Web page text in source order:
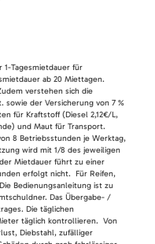
Tagesmietdauer für
ab 20 Miettagen.
verstehen sich die
der Versicherung von 7 %
für Kraftstoff (Diesel 2,12€/L,
und Maut für Transport.
8 Betriebsstunden je Werktag,
wird mit 1/8 des jeweiligen
Mietdauer führt zu einer
erfolgt nicht. Für Reifen,
Bedienungsanleitung ist zu
Das Übergabe- /
Die täglichen
täglich kontrollieren. Von
Diebstahl, zufälliger